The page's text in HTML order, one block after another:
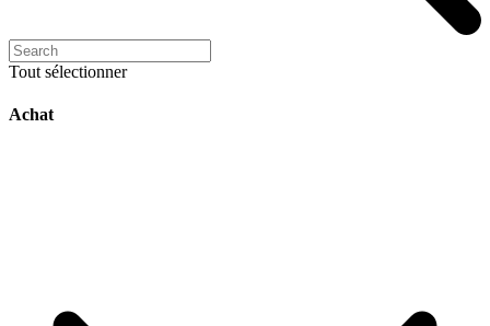
Tout sélectionner
Achat